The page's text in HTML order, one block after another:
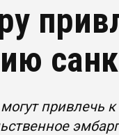
привлечь